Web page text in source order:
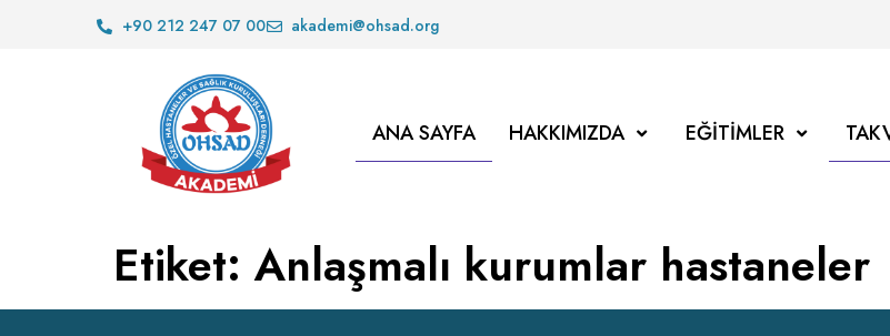
+90 212 247 07 00 akademi@ohsad.org
ANA SAYFA HAKKIMIZDA EĞITIMLER
Etiket:Anlaşmalı kurumlar hastaneler